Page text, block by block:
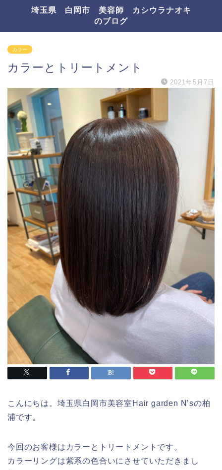
埼玉県 白岡市 美容師 カシウラナオキ
のブログ
カラー
カラーとトリートメント
2021年5月7日
こんにちは。埼玉県白岡市美容室Hair garden N’sの柏
浦です。
今回のお客様はカラーとトリートメントです。
カラーリングは紫系の色合いにさせていただきまし